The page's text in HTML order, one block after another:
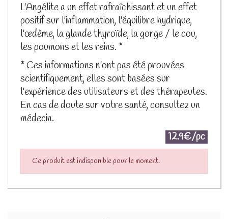
L'Angélite a un effet rafraîchissant et un effet
positif sur l'inflammation, l'équilibre hydrique,
l'œdème, la glande thyroïde, la gorge / le cou,
les poumons et les reins. *
* Ces informations n'ont pas été prouvées
scientifiquement, elles sont basées sur
l'expérience des utilisateurs et des thérapeutes.
En cas de doute sur votre santé, consultez un
médecin.
12.9€/pc
Ce produit est indisponible pour le moment.